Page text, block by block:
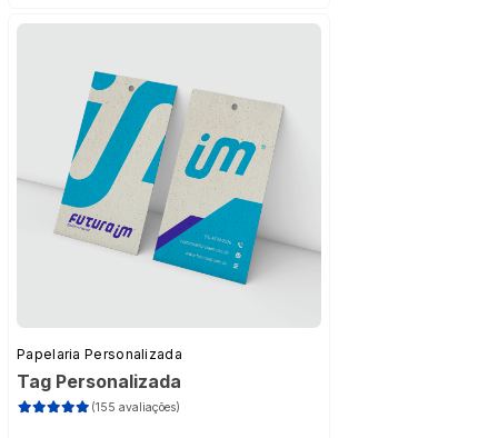
Papelaria Personalizada
Tag Personalizada
(155 avaliações)